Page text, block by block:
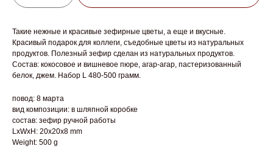
Такие нежные и красивые зефирные цветы, а еще и вкусные.
Красивый подарок для коллеги, съедобные цветы из натуральных
продуктов. Полезный зефир сделан из натуральных продуктов.
Состав: кокосовое и вишневое пюре, агар-агар, пастеризованный
белок, джем. Набор L 480-500 грамм.
повод: 8 марта
вид композиции: в шляпной коробке
состав: зефир ручной работы
LxWxH: 20x20x8 mm
Weight: 500 g